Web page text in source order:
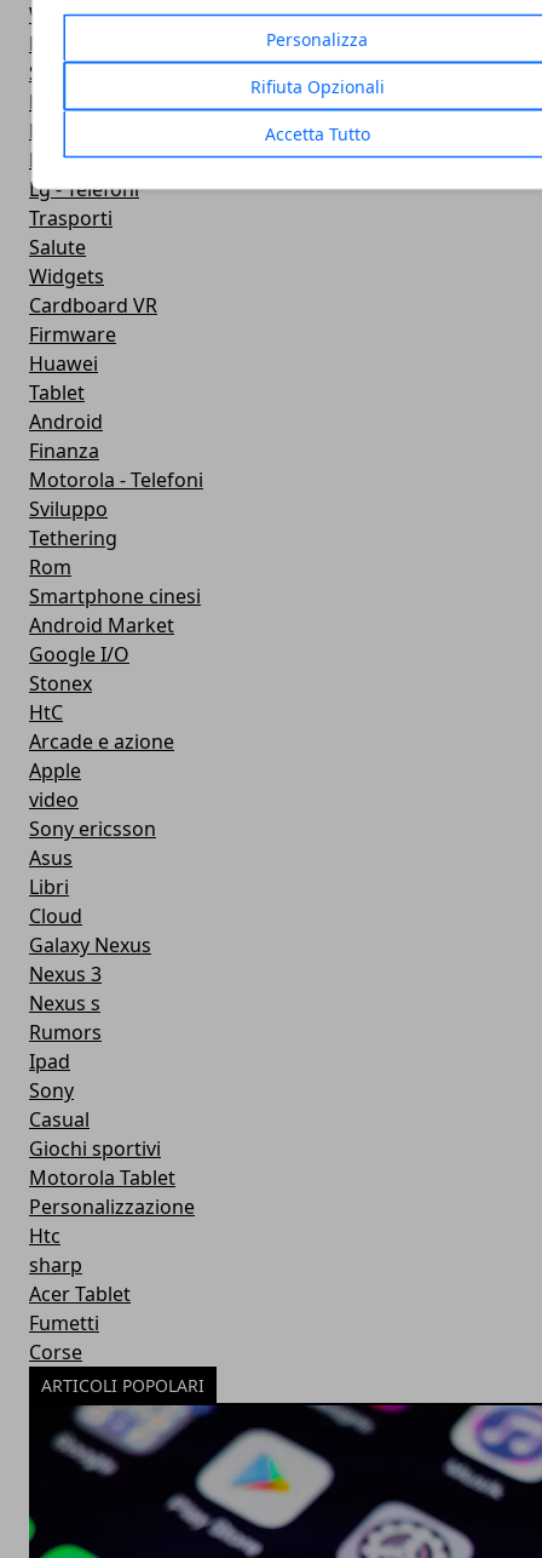
Personalizza
Rifiuta Opzionali
Accetta Tutto
Widget Meteo
Ricezione WiFi
Sport
Meteo
Rooting
Emulazione
Lg - Telefoni
Trasporti
Salute
Widgets
Cardboard VR
Firmware
Huawei
Tablet
Android
Finanza
Motorola - Telefoni
Sviluppo
Tethering
Rom
Smartphone cinesi
Android Market
Google I/O
Stonex
HtC
Arcade e azione
Apple
video
Sony ericsson
Asus
Libri
Cloud
Galaxy Nexus
Nexus 3
Nexus s
Rumors
Ipad
Sony
Casual
Giochi sportivi
Motorola Tablet
Personalizzazione
Htc
sharp
Acer Tablet
Fumetti
Corse
ARTICOLI POPOLARI